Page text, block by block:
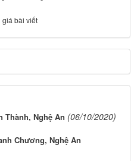
giá bài viết
Thành, Nghệ An (06/10/2020)
Chương, Nghệ An